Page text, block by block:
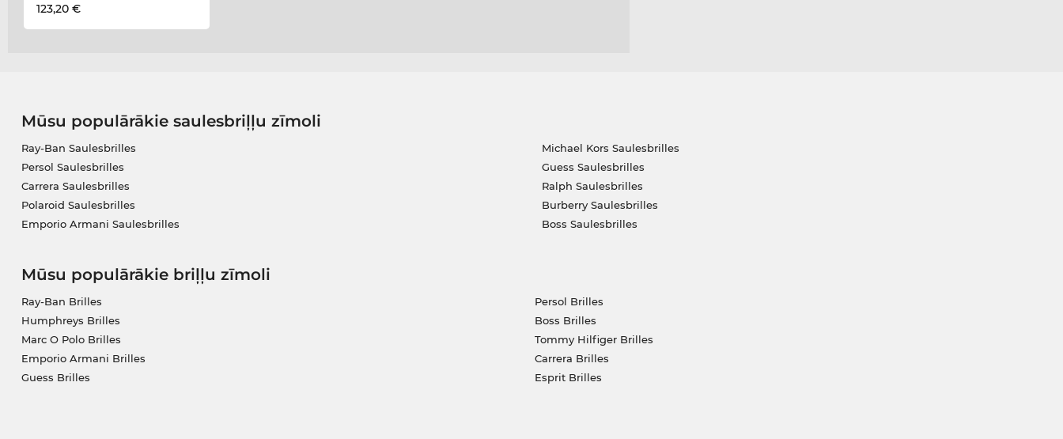
123,20 €
Mūsu populārākie saulesbriļļu zīmoli
Ray-Ban Saulesbrilles
Persol Saulesbrilles
Carrera Saulesbrilles
Polaroid Saulesbrilles
Emporio Armani Saulesbrilles
Michael Kors Saulesbrilles
Guess Saulesbrilles
Ralph Saulesbrilles
Burberry Saulesbrilles
Boss Saulesbrilles
Mūsu populārākie briļļu zīmoli
Ray-Ban Brilles
Humphreys Brilles
Marc O Polo Brilles
Emporio Armani Brilles
Guess Brilles
Persol Brilles
Boss Brilles
Tommy Hilfiger Brilles
Carrera Brilles
Esprit Brilles